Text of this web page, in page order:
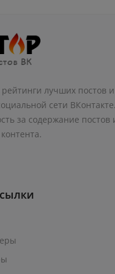
рейтинги лучших постов
сети ВКонтакте.
за содержание